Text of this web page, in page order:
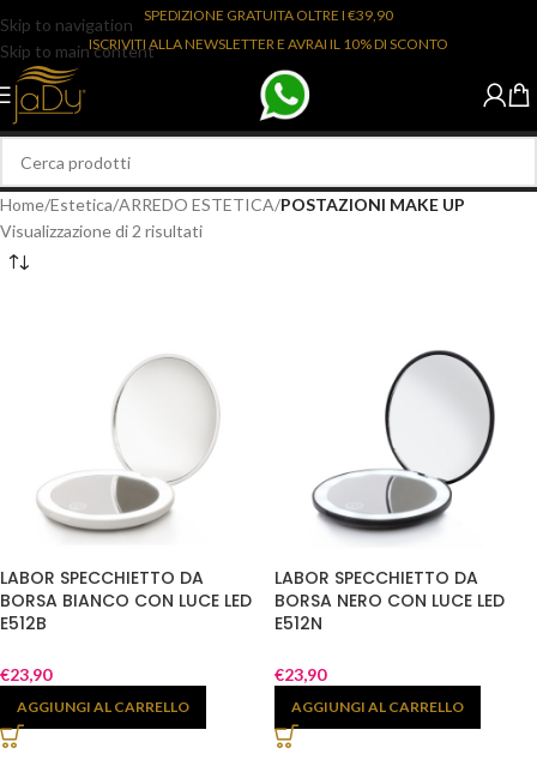
Skip to navigation
Skip to main content
SPEDIZIONE GRATUITA OLTRE I €39,90
ISCRIVITI ALLA NEWSLETTER E AVRAI IL 10% DI SCONTO
Home/Estetica/ARREDO ESTETICA/POSTAZIONI MAKE UP
Visualizzazione di 2 risultati
LABOR SPECCHIETTO DA
BORSA BIANCO CON LUCE LED
E512B
€23,90
AGGIUNGI AL CARRELLO
LABOR SPECCHIETTO DA
BORSA NERO CON LUCE LED
E512N
€23,90
AGGIUNGI AL CARRELLO